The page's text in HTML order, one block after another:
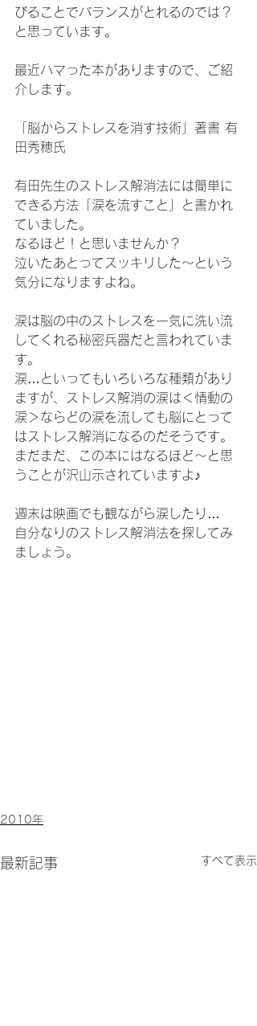
びることでバランスがとれるのでは？
と思っています。
最近ハマった本がありますので、ご紹
介します。
「脳からストレスを消す技術」著書 有
田秀穂氏
有田先生のストレス解消法には簡単に
できる方法「涙を流すこと」と書かれ
ていました。
なるほど！と思いませんか？
泣いたあとってスッキリした～という
気分になりますよね。
涙は脳の中のストレスを一気に洗い流
してくれる秘密兵器だと言われていま
す。
涙…といってもいろいろな種類があり
ますが、ストレス解消の涙は＜情動の
涙＞ならどの涙を流しても脳にとって
はストレス解消になるのだそうです。
まだまだ、この本にはなるほど～と思
うことが沢山示されていますよ♪
週末は映画でも観ながら涙したり…
自分なりのストレス解消法を探してみ
ましょう。
2010年
最新記事 すべて表示